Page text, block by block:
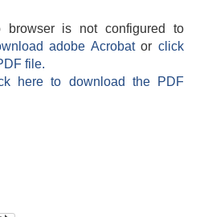
browser is not configured to
adobe Acrobatorclick
file.
here to download the PDF